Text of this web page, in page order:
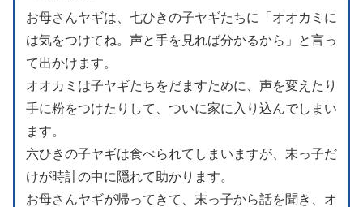
お母さんヤギは、七ひきの子ヤギたちに「オオカミに
は気をつけてね。声と手を見れば分かるから」と言っ
て出かけます。
オオカミは子ヤギたちをだますために、声を変えたり
手に粉をつけたりして、ついに家に入り込んでしまい
ます。
六ひきの子ヤギは食べられてしまいますが、末っ子だ
けが時計の中に隠れて助かります。
お母さんヤギが帰ってきて、末っ子から話を聞き、オ